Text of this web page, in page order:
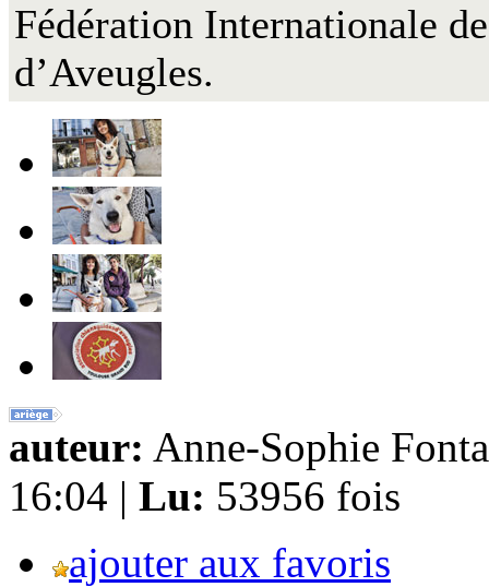
Fédération Internationale
d’Aveugles.
auteur: Anne-Sophie
16:04 | Lu: 53956 fois
ajouter aux favoris